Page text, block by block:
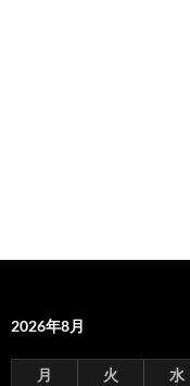
2026年8月
月 火 水